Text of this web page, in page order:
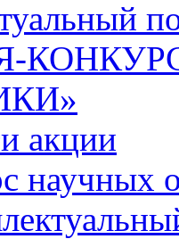
акции
научных